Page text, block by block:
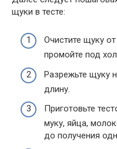
щуки в тесте:
Очистите щуку
промойте под
Разрежьте щуку
длину.
Приготовьте
муку, яйца,
до получения